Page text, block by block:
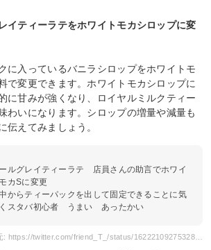
イティーラテをホワイトモカシロップに変
に入っているバニラシロップをホワイトモ
で変更できます。ホワイトモカシロップに
に甘みが強くなり、ロイヤルミルクティー
わいになります。シロップの増量や減量も
伝えてみましょう。
ルグレイティーラテ 店員さんの助言でホワイ
カSに変更
からティーパックを出して固定できることに気
スタバ初心者 うまい あったかい
引用元: https://twitter.com/friend_T_/status/1622210927532871681